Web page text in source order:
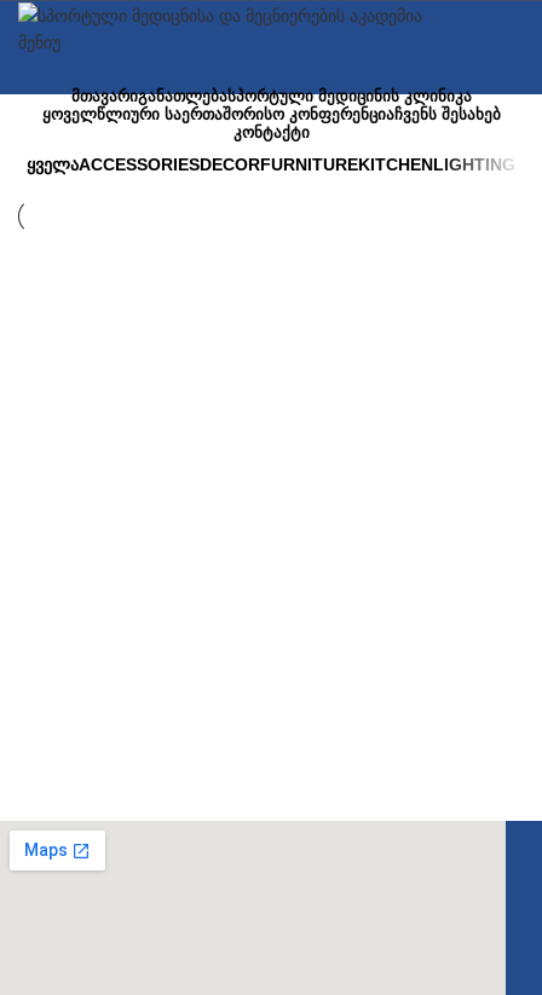
მენიუ
ᲛᲗᲐᲕᲐᲠᲘᲒᲐᲜᲐᲗᲚᲔᲑᲐᲡᲞᲝᲠᲢᲣᲚᲘ ᲛᲔᲓᲘᲪᲘᲜᲘᲡ ᲙᲚᲘᲜᲘᲙᲐ
ᲧᲝᲕᲔᲚᲬᲚᲘᲣᲠᲘ ᲡᲐᲔᲠᲗᲐᲨᲝᲠᲘᲡᲝ ᲙᲝᲜᲤᲔᲠᲔᲜᲪᲘᲐᲩᲕᲔᲜᲡ ᲨᲔᲡᲐᲮᲔᲑ
ᲙᲝᲜᲢᲐᲥᲢᲘ
ᲧᲕᲔᲚᲐACCESSORIESDECORFURNITUREKITCHENLIGHTING